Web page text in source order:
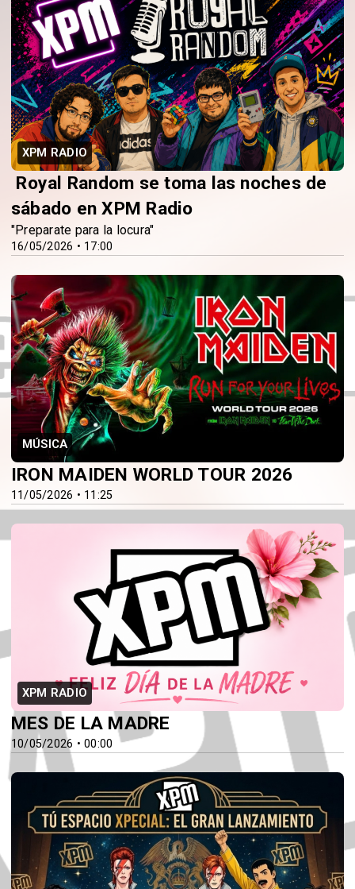
XPM RADIO
16/05/2026 • 17:00
️ Royal Random se toma las noches de
sábado en XPM Radio
"Preparate para la locura"
MÚSICA
11/05/2026 • 11:25
IRON MAIDEN WORLD TOUR 2026
XPM RADIO
10/05/2026 • 00:00
MES DE LA MADRE